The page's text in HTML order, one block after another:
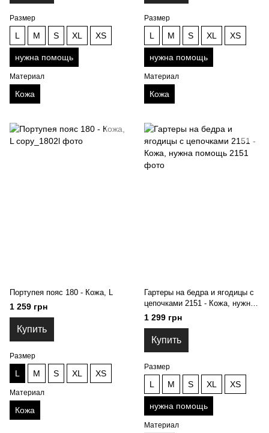
Размер
L M S XL XS
нужна помощь
Материал
Кожа
Размер
L M S XL XS
нужна помощь
Материал
Кожа
Портупея пояс 180 - Кожа, L
1 259 грн
Купить
Размер
L M S XL XS
Материал
Кожа
Гартеры на бедра и ягодицы с
цепочками 2151 - Кожа, нужна
помощь
1 299 грн
Купить
Размер
L M S XL XS
нужна помощь
Материал